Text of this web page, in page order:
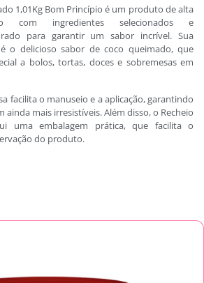
1,01Kg Bom Princípio é um produto de alta
com ingredientes selecionados e
para garantir um sabor incrível. Sua
o delicioso sabor de coco queimado, que
a bolos, tortas, doces e sobremesas em
facilita o manuseio e a aplicação, garantindo
ainda mais irresistíveis. Além disso, o Recheio
uma embalagem prática, que facilita o
do produto.